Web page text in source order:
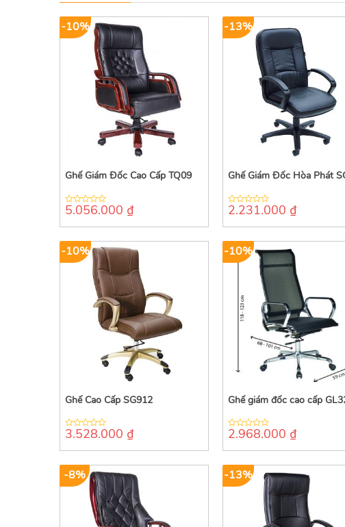
-10%
Ghế Giám Đốc Cao Cấp TQ09
0
of
5.056.000 ₫
-13%
Ghế Giám Đốc Hòa Phát
0
of
2.231.000 ₫
-10%
Ghế Cao Cấp SG912
0
of
3.528.000 ₫
-10%
Ghế giám đốc cao cấp
0
of
2.968.000 ₫
-8% -13%